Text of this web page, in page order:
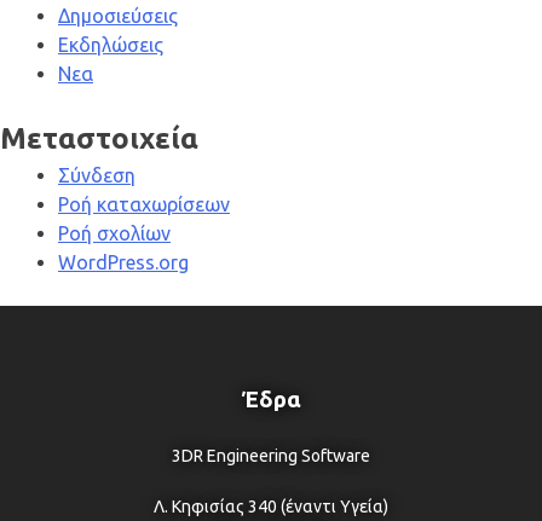
Δημοσιεύσεις
Εκδηλώσεις
Νεα
Μεταστοιχεία
Σύνδεση
Ροή καταχωρίσεων
Ροή σχολίων
WordPress.org
Έδρα
3DR Engineering Software
Λ. Κηφισίας 340 (έναντι Υγεία)